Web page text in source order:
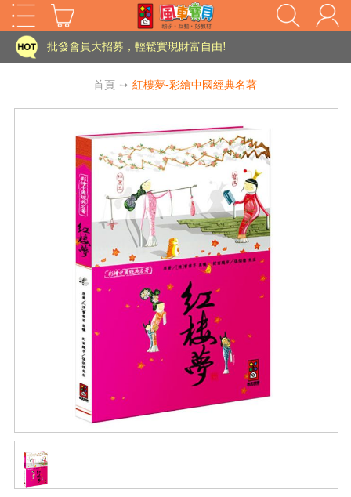
HOT
家長樂了!「風車書版集團暨FOOD超人企業總部」目前正興建中!
批發會員大招募，輕鬆實現財富自由!
老師您好!!幼教會員火熱招募中~
海外購物免煩惱！點我查看『海外購物流程說明』
批發會員大招募，輕鬆實現財富自由!
老師您好!!幼教會員火熱招募中~
海外購物免煩惱！點我查看『海外購物流程說明』
首頁 ➙ 紅樓夢-彩繪中國經典名著